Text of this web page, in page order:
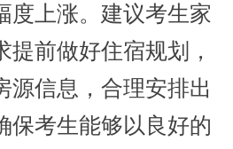
度上涨。建议考生家
提前做好住宿规划，
源信息，合理安排出
保考生能够以良好的